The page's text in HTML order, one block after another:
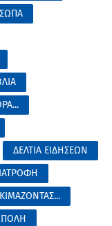
ΔΕΛΤΙΑ ΕΙΔΗΣΕΩΝ